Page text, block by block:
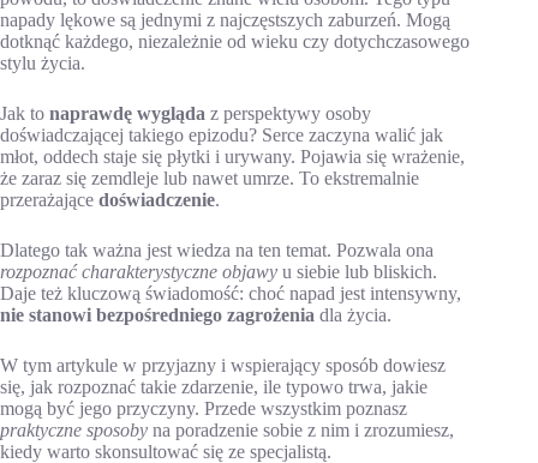
napady lękowe są jednymi z najczęstszych zaburzeń. Mogą
dotknąć każdego, niezależnie od wieku czy dotychczasowego
stylu życia.
Jak to naprawdę wygląda z perspektywy osoby
doświadczającej takiego epizodu? Serce zaczyna walić jak
młot, oddech staje się płytki i urywany. Pojawia się wrażenie,
że zaraz się zemdleje lub nawet umrze. To ekstremalnie
przerażające doświadczenie.
Dlatego tak ważna jest wiedza na ten temat. Pozwala ona
rozpoznać charakterystyczne objawy u siebie lub bliskich.
Daje też kluczową świadomość: choć napad jest intensywny,
nie stanowi bezpośredniego zagrożenia dla życia.
W tym artykule w przyjazny i wspierający sposób dowiesz
się, jak rozpoznać takie zdarzenie, ile typowo trwa, jakie
mogą być jego przyczyny. Przede wszystkim poznasz
praktyczne sposoby na poradzenie sobie z nim i zrozumiesz,
kiedy warto skonsultować się ze specjalistą.